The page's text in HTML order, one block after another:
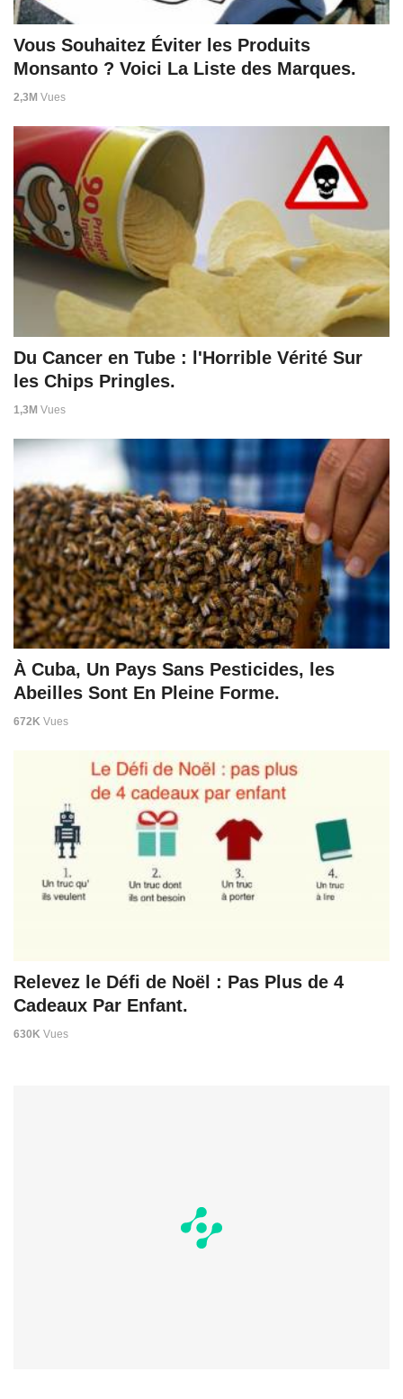
Vous Souhaitez Éviter les Produits
Monsanto ? Voici La Liste des Marques.
2,3M Vues
Du Cancer en Tube : l'Horrible Vérité Sur
les Chips Pringles.
1,3M Vues
À Cuba, Un Pays Sans Pesticides, les
Abeilles Sont En Pleine Forme.
672K Vues
Relevez le Défi de Noël : Pas Plus de 4
Cadeaux Par Enfant.
630K Vues